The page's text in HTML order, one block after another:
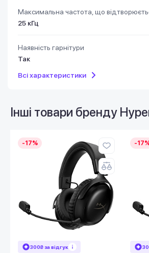
Максимальна частота, що
25 кГц
Наявність гарнітури
Так
Всі характеристики
Інші товари бренду
-17%
300₴ за відгук
-